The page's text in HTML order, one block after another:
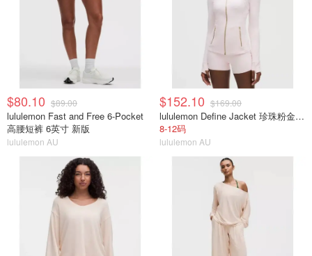
$80.10 $89.00
lululemon Fast and Free 6-Pocket
高腰短裤 6英寸 新版
lululemon AU
$152.10 $169.00
lululemon Define Jacket 珍珠粉金拉链
8-12码
lululemon AU